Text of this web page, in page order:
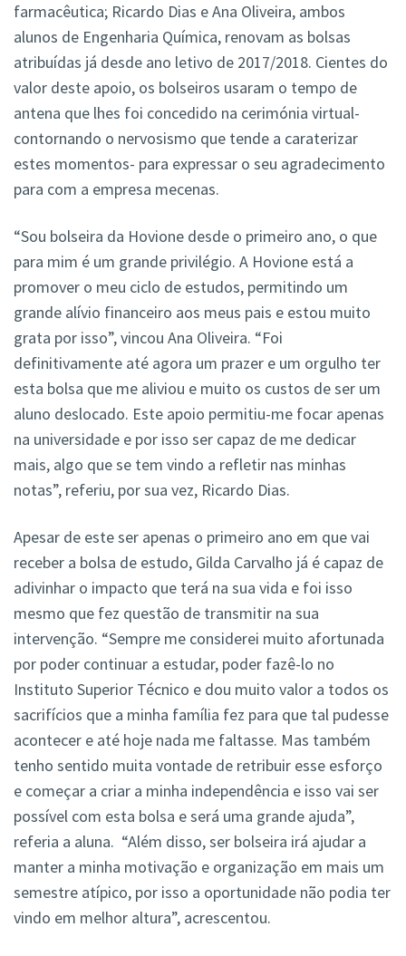
farmacêutica; Ricardo Dias e Ana Oliveira, ambos
alunos de Engenharia Química, renovam as bolsas
atribuídas já desde ano letivo de 2017/2018. Cientes do
valor deste apoio, os bolseiros usaram o tempo de
antena que lhes foi concedido na cerimónia virtual-
contornando o nervosismo que tende a caraterizar
estes momentos- para expressar o seu agradecimento
para com a empresa mecenas.
“Sou bolseira da Hovione desde o primeiro ano, o que
para mim é um grande privilégio. A Hovione está a
promover o meu ciclo de estudos, permitindo um
grande alívio financeiro aos meus pais e estou muito
grata por isso”, vincou Ana Oliveira. “Foi
definitivamente até agora um prazer e um orgulho ter
esta bolsa que me aliviou e muito os custos de ser um
aluno deslocado. Este apoio permitiu-me focar apenas
na universidade e por isso ser capaz de me dedicar
mais, algo que se tem vindo a refletir nas minhas
notas”, referiu, por sua vez, Ricardo Dias.
Apesar de este ser apenas o primeiro ano em que vai
receber a bolsa de estudo, Gilda Carvalho já é capaz de
adivinhar o impacto que terá na sua vida e foi isso
mesmo que fez questão de transmitir na sua
intervenção. “Sempre me considerei muito afortunada
por poder continuar a estudar, poder fazê-lo no
Instituto Superior Técnico e dou muito valor a todos os
sacrifícios que a minha família fez para que tal pudesse
acontecer e até hoje nada me faltasse. Mas também
tenho sentido muita vontade de retribuir esse esforço
e começar a criar a minha independência e isso vai ser
possível com esta bolsa e será uma grande ajuda”,
referia a aluna. “Além disso, ser bolseira irá ajudar a
manter a minha motivação e organização em mais um
semestre atípico, por isso a oportunidade não podia ter
vindo em melhor altura”, acrescentou.